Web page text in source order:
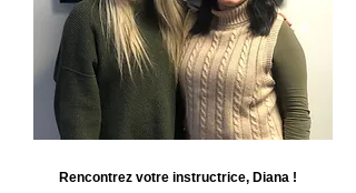
Rencontrez votre instructrice, Diana !